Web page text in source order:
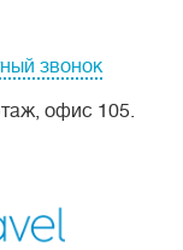
звонок
офис 105.